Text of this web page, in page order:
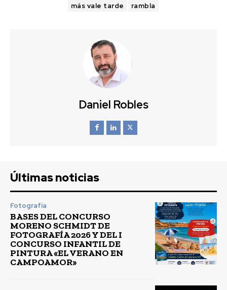
más vale tarde
rambla
Daniel Robles
Últimas noticias
Fotografía
BASES DEL CONCURSO
MORENO SCHMIDT DE
FOTOGRAFÍA 2026 Y DEL I
CONCURSO INFANTIL DE
PINTURA «EL VERANO EN
CAMPOAMOR»